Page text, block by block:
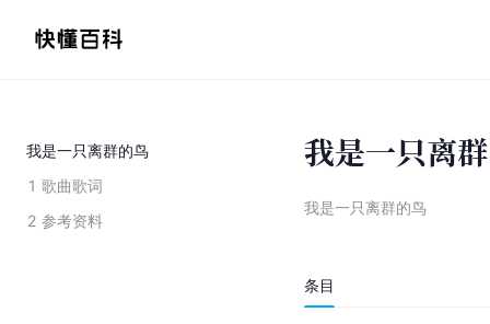
我是一只离群的鸟
1 歌曲歌词
2 参考资料
我是一只离
我是一只离群的鸟
条目